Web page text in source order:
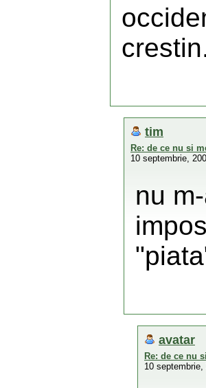
tim
Re: de ce nu si
10 septembrie,
nu
avatar
Re: de ce nu
10 septembrie,